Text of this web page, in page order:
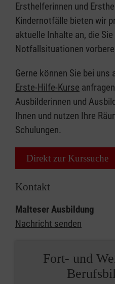
Ersthelferinnen und
Kindernotfälle bieten wir
aktuelle Inhalte an, die
Notfallsituationen
Gerne können Sie bei uns
Erste-Hilfe-Kurse
Ausbilderinnen und
Ihnen und nutzen Ihre
Schulungen.
Direkt zur Kurssuche
Kontakt
Malteser Ausbildung
Nachricht senden
Fort- und